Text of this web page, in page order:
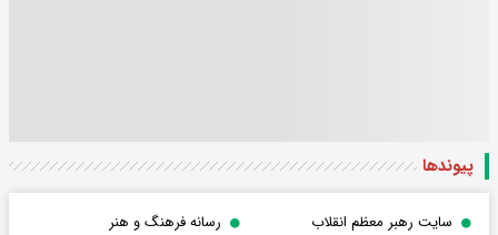
پیوندها
سایت رهبر معظم انقلاب
رسانه فرهنگ و هنر